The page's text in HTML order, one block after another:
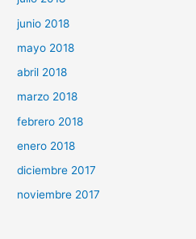
junio 2018
mayo 2018
abril 2018
marzo 2018
febrero 2018
enero 2018
diciembre 2017
noviembre 2017